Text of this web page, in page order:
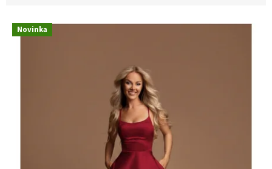
V Novinka